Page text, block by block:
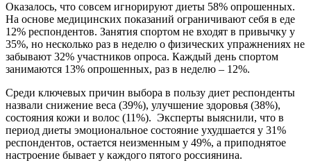
Оказалось, что совсем игнорируют диеты 58% опрошенных.
На основе медицинских показаний ограничивают себя в еде
12% респондентов. Занятия спортом не входят в привычку у
35%, но несколько раз в неделю о физических упражнениях не
забывают 32% участников опроса. Каждый день спортом
занимаются 13% опрошенных, раз в неделю – 12%.
Среди ключевых причин выбора в пользу диет респонденты
назвали снижение веса (39%), улучшение здоровья (38%),
состояния кожи и волос (11%). Эксперты выяснили, что в
период диеты эмоциональное состояние ухудшается у 31%
респондентов, остается неизменным у 49%, а приподнятое
настроение бывает у каждого пятого россиянина.